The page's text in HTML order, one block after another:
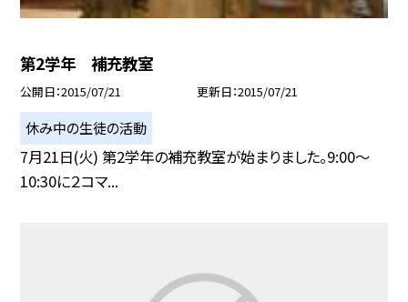
第2学年 補充教室
公開日 2015/07/21 更新日 2015/07/21
休み中の生徒の活動
7月21日(火) 第2学年の補充教室が始まりました。9:00〜
10:30に２コマ...